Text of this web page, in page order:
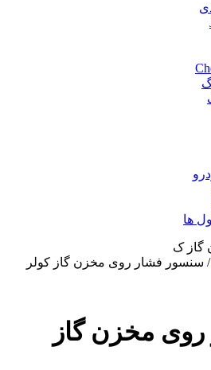
ها
/ سنسور فشار روی مخزن گاز کولر
مخزن گاز